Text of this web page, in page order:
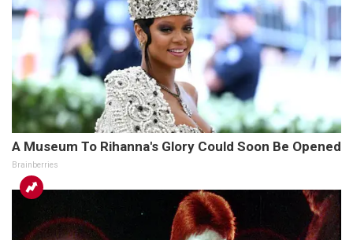
A Museum To Rihanna's Glory Could Soon Be Opened
Brainberries